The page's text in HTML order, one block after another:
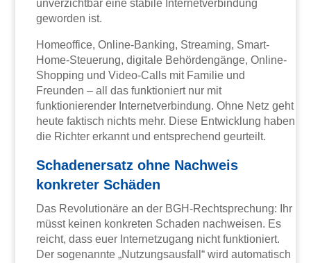
unverzichtbar eine stabile Internetverbindung
geworden ist.
Homeoffice, Online-Banking, Streaming, Smart-
Home-Steuerung, digitale Behördengänge, Online-
Shopping und Video-Calls mit Familie und
Freunden – all das funktioniert nur mit
funktionierender Internetverbindung. Ohne Netz geht
heute faktisch nichts mehr. Diese Entwicklung haben
die Richter erkannt und entsprechend geurteilt.
Schadenersatz ohne Nachweis
konkreter Schäden
Das Revolutionäre an der BGH-Rechtsprechung: Ihr
müsst keinen konkreten Schaden nachweisen. Es
reicht, dass euer Internetzugang nicht funktioniert.
Der sogenannte „Nutzungsausfall“ wird automatisch